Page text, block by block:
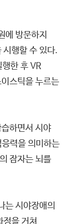
에 방문하지
시행할 수 있다.
한 후 VR
스틱을 누르는
하면서 시야
력을 의미하는
잠자는 뇌를
는 시야장애의
정을 거쳐